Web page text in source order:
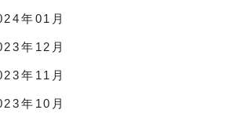
年01月
年12月
年11月
年10月